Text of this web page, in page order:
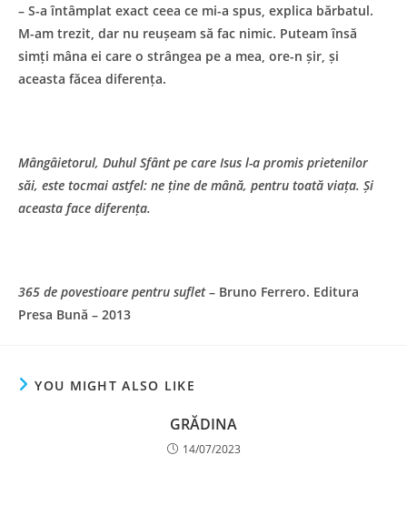
– S-a întâmplat exact ceea ce mi-a spus, explica bărbatul.
M-am trezit, dar nu reușeam să fac nimic. Puteam însă
simți mâna ei care o strângea pe a mea, ore-n șir, și
aceasta făcea diferența.
Mângâietorul, Duhul Sfânt pe care Isus l-a promis prietenilor
săi, este tocmai astfel: ne ține de mână, pentru toată viața. Și
aceasta face diferența.
365 de povestioare pentru suflet– Bruno Ferrero. Editura
Presa Bună – 2013
YOU MIGHT ALSO LIKE
GRĂDINA
14/07/2023